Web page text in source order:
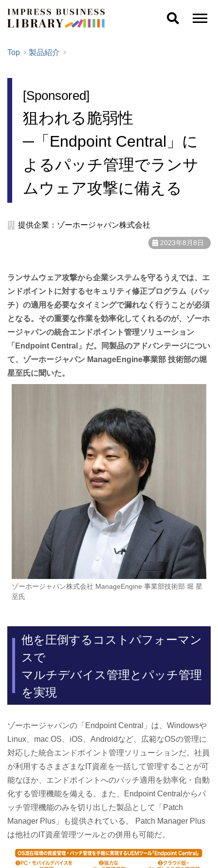
Top 製品紹介
[Sponsored]
狙われる脆弱性
─「Endpoint Central」に
よるパッチ管理でランサ
ムウェア攻撃に備える
提供企業：ゾーホージャパン株式会社
2023年8月8日
ランサムウェア攻撃から企業システムを守るうえでは、エ
ンドポイントに対するセキュリティ修正プログラム（パッ
チ）の適用を必要なタイミングで漏れなく行うことが必須
となる。その重要な作業を効率化してくれるのが、ゾーホ
ージャパンの統合エンドポイント管理ソリューション
「Endpoint Central」だ。同製品のアドバンテージについ
て、ゾーホージャパン ManageEngine事業部 技術部の堀
星至氏に聞いた。
ゾーホージャパン株式会社 ManageEngine 事業部技術部 堀 星
至氏
他を圧倒するコストパフォーマン
スで
マルチデバイス管理とパッチ管理
を実現
ゾーホージャパンの「Endpoint Central」は、Windowsや
Linux、mac OS、iOS、Androidなど、広範なOSの管理に
対応した統合エンドポイント管理ソリューションだ。社員
が利用するさまざまなIT資産を一括して管理することが可
能なほか、エンドポイントへのパッチ適用を効率化・自動
化する管理機能を備える。また、Endpoint Centralからパ
ッチ管理機能のみを切り出した製品として「Patch
Manager Plus」も提供されている。 Patch Manager Plus
は他社のIT資産管理ツールとの併用も可能だ。